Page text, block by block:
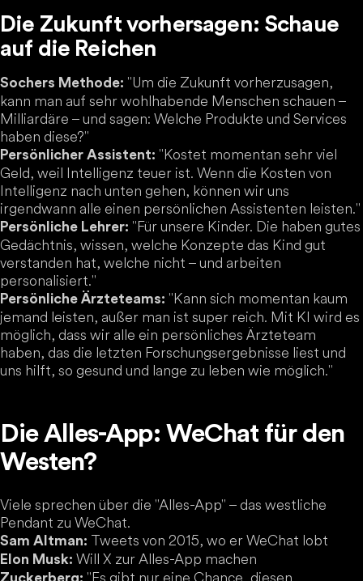
Die Zukunft vorhersagen: Schaue
auf die Reichen
Sochers Methode: "Um die Zukunft vorherzusagen,
kann man auf sehr wohlhabende Menschen schauen –
Milliardäre – und sagen: Welche Produkte und Services
haben diese?"
Persönlicher Assistent: "Kostet momentan sehr viel
Geld, weil Intelligenz teuer ist. Wenn die Kosten von
Intelligenz nach unten gehen, können wir uns
irgendwann alle einen persönlichen Assistenten leisten."
Persönliche Lehrer: "Für unsere Kinder. Die haben gutes
Gedächtnis, wissen, welche Konzepte das Kind gut
verstanden hat, welche nicht – und arbeiten
personalisiert."
Persönliche Ärzteteams: "Kann sich momentan kaum
jemand leisten, außer man ist super reich. Mit KI wird es
möglich, dass wir alle ein persönliches Ärzteteam
haben, das die letzten Forschungsergebnisse liest und
uns hilft, so gesund und lange zu leben wie möglich."
Die Alles-App: WeChat für den
Westen?
Viele sprechen über die "Alles-App" – das westliche
Pendant zu WeChat.
Sam Altman: Tweets von 2015, wo er WeChat lobt
Elon Musk: Will X zur Alles-App machen
Zuckerberg: